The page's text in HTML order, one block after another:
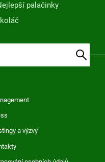
palačinky
a výzvy